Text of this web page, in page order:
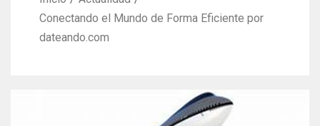
Conectando el Mundo de Forma Eficiente por
dateando.com